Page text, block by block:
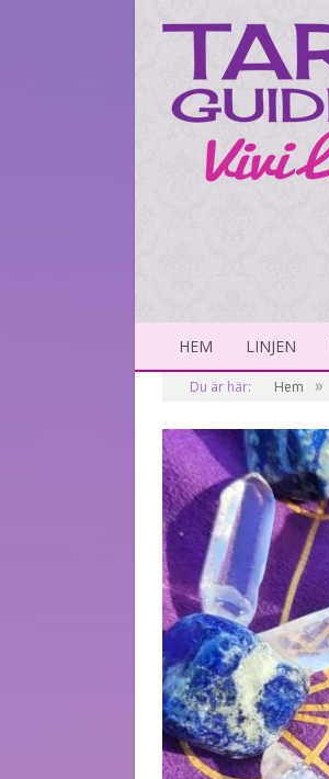
HEM LINJEN
Du är här: Hem »